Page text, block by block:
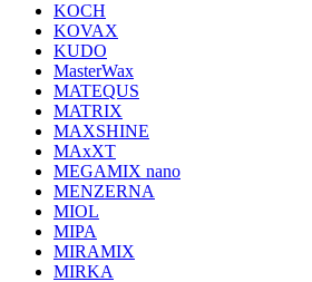
KOCH
KOVAX
KUDO
MasterWax
MATEQUS
MATRIX
MAXSHINE
MAxXT
MEGAMIX nano
MENZERNA
MIOL
MIPA
MIRAMIX
MIRKA